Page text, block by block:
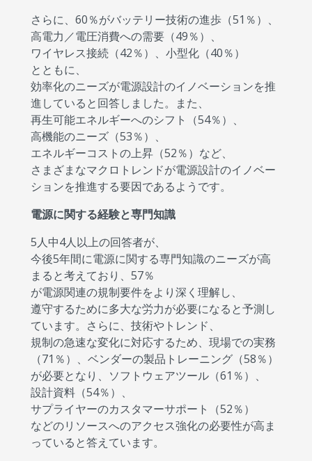
さらに、60％がバッテリー技術の進歩（51％）、
高電力／電圧消費への需要（49％）、
ワイヤレス接続（42％）、小型化（40％）
とともに、
効率化のニーズが電源設計のイノベーションを推
進していると回答しました。また、
再生可能エネルギーへのシフト（54％）、
高機能のニーズ（53％）、
エネルギーコストの上昇（52％）など、
さまざまなマクロトレンドが電源設計のイノベー
ションを推進する要因であるようです。
電源に関する経験と専門知識
5人中4人以上の回答者が、
今後5年間に電源に関する専門知識のニーズが高
まると考えており、57％
が電源関連の規制要件をより深く理解し、
遵守するために多大な労力が必要になると予測し
ています。さらに、技術やトレンド、
規制の急速な変化に対応するため、現場での実務
（71％）、ベンダーの製品トレーニング（58％）
が必要となり、ソフトウェアツール（61％）、
設計資料（54％）、
サプライヤーのカスタマーサポート（52％）
などのリソースへのアクセス強化の必要性が高ま
っていると答えています。